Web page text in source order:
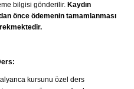
bilgisi gönderilir. Kaydın
önce ödemenin tamamlanması
kursunu özel ders